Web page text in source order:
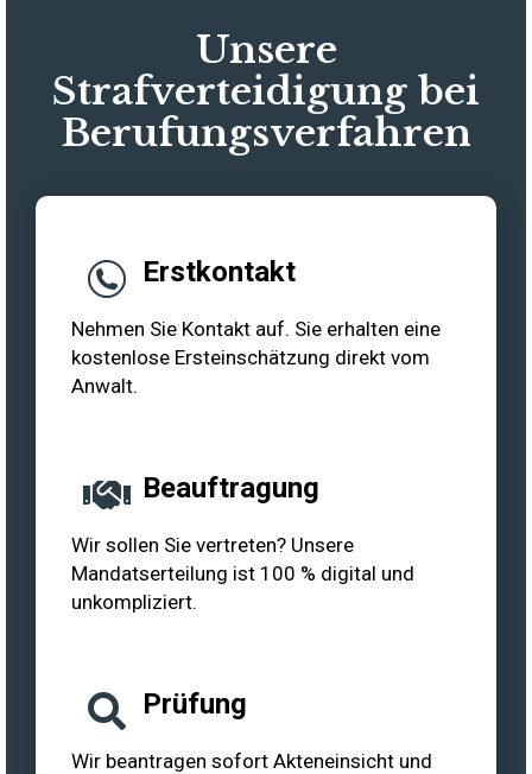
Unsere
Strafverteidigung bei
Berufungsverfahren
Erstkontakt
Nehmen Sie Kontakt auf. Sie erhalten eine
kostenlose Ersteinschätzung direkt vom
Anwalt.
Beauftragung
Wir sollen Sie vertreten? Unsere
Mandatserteilung ist 100 % digital und
unkompliziert.
Prüfung
Wir beantragen sofort Akteneinsicht und